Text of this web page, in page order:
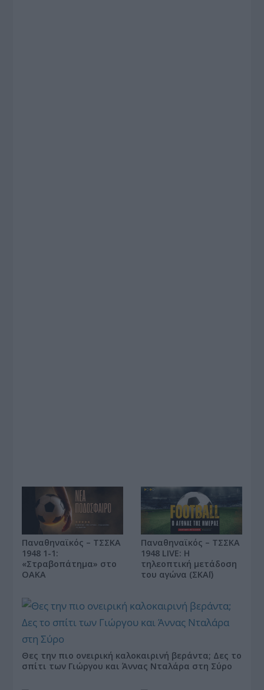
Παναθηναϊκός – ΤΣΣΚΑ
1948 1-1:
«Στραβοπάτημα» στο
ΟΑΚΑ
Παναθηναϊκός – ΤΣΣΚΑ
1948 LIVE: Η
τηλεοπτική μετάδοση
του αγώνα (ΣΚΑΪ)
Θες την πιο ονειρική καλοκαιρινή βεράντα; Δες το
σπίτι των Γιώργου και Άννας Νταλάρα στη Σύρο